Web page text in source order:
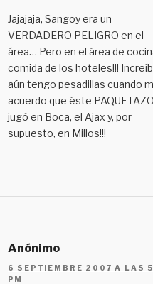
Jajajaja, Sangoy era un
VERDADERO PELIGRO en el
área… Pero en el área de
comida de los hoteles!!!
aún tengo pesadillas cuando
acuerdo que éste
jugó en Boca, el Ajax y, por
supuesto, en Millos!!!
Anónimo
6 SEPTIEMBRE 2007 A LAS
PM